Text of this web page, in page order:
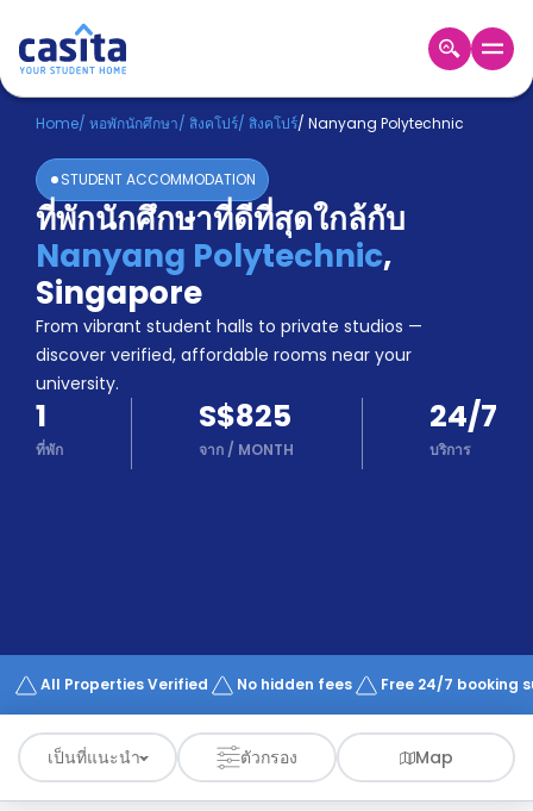
Home TH SGD
เข้าสู่
ระบบ
Booking
Accommodation
About
us
Blog
Refer
And
Earn
Become
A
Partner
Works
Home/ หอพักนักศึกษา/ สิงคโปร์/ สิงคโปร์/ Nanyang Polytechnic
STUDENT ACCOMMODATION
ที่พักนักศึกษาที่ดีที่สุดใกล้กับ
Nanyang Polytechnic,
Singapore
From vibrant student halls to private studios —
discover verified, affordable rooms near your
university.
1
ที่พัก
S$825
จาก / MONTH
24/7
บริการ
All Properties Verified No hidden fees Free 24/7 booking
เป็นที่แนะนำ ตัวกรอง Map